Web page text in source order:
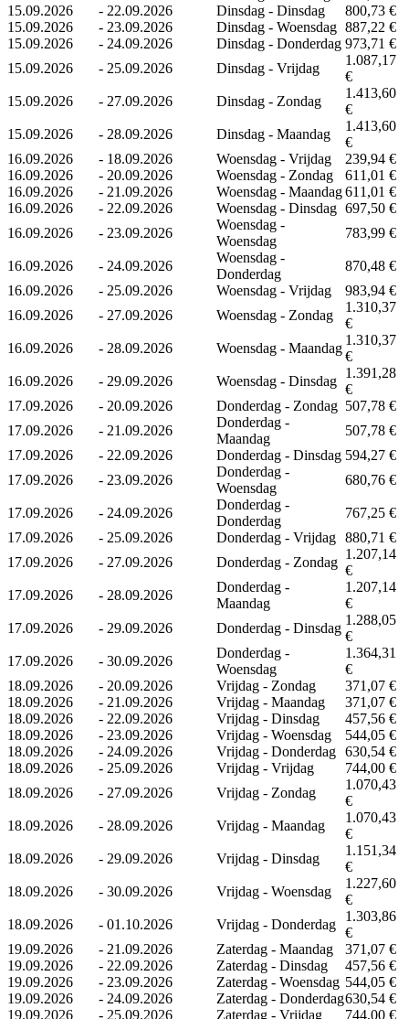
15.09.2026
- 22.09.2026 Dinsdag - Dinsdag
800,73 €
15.09.2026
- 23.09.2026 Dinsdag - Woensdag 887,22 €
15.09.2026
- 24.09.2026 Dinsdag - Donderdag 973,71 €
15.09.2026
- 25.09.2026 Dinsdag - Vrijdag
1.087,17
€
15.09.2026
- 27.09.2026 Dinsdag - Zondag
1.413,60
€
15.09.2026
- 28.09.2026 Dinsdag - Maandag
1.413,60
€
16.09.2026
- 18.09.2026 Woensdag - Vrijdag
239,94 €
16.09.2026
- 20.09.2026 Woensdag - Zondag
611,01 €
16.09.2026
- 21.09.2026 Woensdag - Maandag611,01 €
16.09.2026
- 22.09.2026 Woensdag - Dinsdag 697,50 €
16.09.2026
- 23.09.2026
Woensdag -
Woensdag
783,99 €
16.09.2026 - 24.09.2026
Woensdag -
Donderdag
870,48 €
16.09.2026
- 25.09.2026 Woensdag - Vrijdag
983,94 €
16.09.2026
- 27.09.2026 Woensdag - Zondag
1.310,37
€
16.09.2026
- 28.09.2026 Woensdag - Maandag
1.310,37
€
16.09.2026
- 29.09.2026 Woensdag - Dinsdag
1.391,28
€
17.09.2026
- 20.09.2026 Donderdag - Zondag 507,78 €
17.09.2026
- 21.09.2026
Donderdag -
Maandag
507,78 €
17.09.2026
- 22.09.2026 Donderdag - Dinsdag 594,27 €
17.09.2026
- 23.09.2026
Donderdag -
Woensdag
680,76 €
17.09.2026 - 24.09.2026
Donderdag -
Donderdag
767,25 €
17.09.2026
- 25.09.2026 Donderdag - Vrijdag 880,71 €
17.09.2026
- 27.09.2026 Donderdag - Zondag
1.207,14
€
17.09.2026
- 28.09.2026
Donderdag -
Maandag
1.207,14
€
17.09.2026
- 29.09.2026 Donderdag - Dinsdag
1.288,05
€
17.09.2026
- 30.09.2026
Donderdag -
Woensdag
1.364,31
€
18.09.2026
- 20.09.2026 Vrijdag - Zondag
371,07 €
18.09.2026
- 21.09.2026 Vrijdag - Maandag
371,07 €
18.09.2026
- 22.09.2026 Vrijdag - Dinsdag
457,56 €
18.09.2026
- 23.09.2026 Vrijdag - Woensdag
544,05 €
18.09.2026
- 24.09.2026 Vrijdag - Donderdag 630,54 €
18.09.2026
- 25.09.2026 Vrijdag - Vrijdag
744,00 €
18.09.2026
- 27.09.2026 Vrijdag - Zondag
1.070,43
€
18.09.2026
- 28.09.2026 Vrijdag - Maandag
1.070,43
€
18.09.2026
- 29.09.2026 Vrijdag - Dinsdag
1.151,34
€
18.09.2026
- 30.09.2026 Vrijdag - Woensdag
1.227,60
€
18.09.2026
- 01.10.2026 Vrijdag - Donderdag
1.303,86
€
19.09.2026
- 21.09.2026 Zaterdag - Maandag
371,07 €
19.09.2026
- 22.09.2026 Zaterdag - Dinsdag
457,56 €
19.09.2026
- 23.09.2026 Zaterdag - Woensdag 544,05 €
19.09.2026
- 24.09.2026 Zaterdag - Donderdag630,54 €
19.09.2026
- 25.09.2026 Zaterdag - Vrijdag 744,00 €